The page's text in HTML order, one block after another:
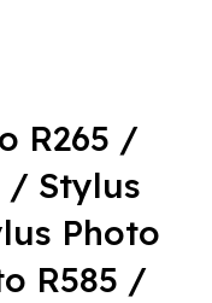
R265 /
/ Stylus
Photo
R585 /